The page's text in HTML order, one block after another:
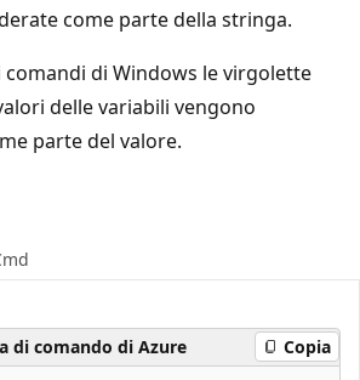
come parte della stringa.
di Windows le virgolette
delle variabili vengono
parte del valore.
di comando di Azure Copia